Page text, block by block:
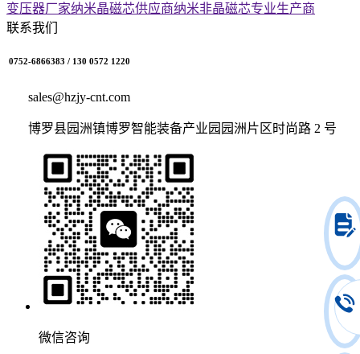
变压器厂家纳米晶磁芯供应商纳米非晶磁芯专业生产商
联系我们
0752-6866383 / 130 0572 1220
sales@hzjy-cnt.com
博罗县园洲镇博罗智能装备产业园园洲片区时尚路 2 号
微信咨询